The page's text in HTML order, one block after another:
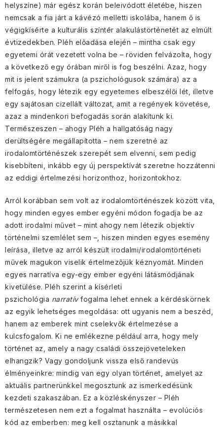
helyszíne) már egész korán beleivódott életébe, hiszen
nemcsak a fia járt a kávézó melletti iskolába, hanem ő is
végigkísérte a kulturális színtér alakulástörténetét az elmúlt
évtizedekben. Pléh előadása elején – mintha csak egy
egyetemi órát vezetett volna be – röviden felvázolta, hogy
a következő egy órában miről is fog beszélni. Azaz, hogy
mit is jelent számukra (a pszichológusok számára) az a
felfogás, hogy létezik egy egyetemes elbeszélői lét, illetve
egy sajátosan cizellált változat, amit a regények követése,
azaz a mindenkori befogadás során alakítunk ki.
Természeszen – ahogy Pléh a hallgatóság nagy
derültségére megállapította – nem szeretné az
irodalomtörténészek szerepét sem elvenni, sem pedig
kisebbíteni, inkább egy új perspektívát szeretne hozzátenni
az eddigi értelmezési horizonthoz, horizontokhoz.
Arról korábban sem volt az irodalomtörténészek között vita,
hogy minden egyes ember egyéni módon fogadja be az
adott irodalmi művet – mint ahogy nem létezik objektív
történelmi szemlélet sem –, hiszen minden egyes esemény
leírása, illetve az arról készült irodalmi/irodalomtörténeti
művek magukon viselik értelmezőjük kéznyomát. Minden
egyes narratíva egy-egy ember egyéni látásmódjának
kivetülése. Pléh szerint a kísérleti
pszichológia narratívfogalma lehet ennek a kérdéskörnek
az egyik lehetséges megoldása: ott ugyanis nem a beszéd,
hanem az emberek mint cselekvők értelmezése a
kulcsfogalom. Ki ne emlékezne például arra, hogy mely
történet az, amely a nagy családi összejöveteleken
elhangzik? Vagy gondoljunk vissza első randevús
élményeinkre: mindig van egy olyan történet, amelyet az
aktuális partnerünkkel megosztunk az ismerkedésünk
kezdeti szakaszában. Ez a közléskényszer – Pléh
természetesen nem ezt a fogalmat használta – evolúciós
kód az emberben: meg kell osztanunk a másikkal